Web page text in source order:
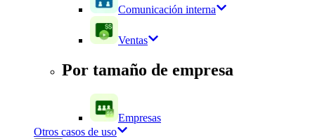
Comunicación interna
Ventas
Por tamaño de empresa
Empresas
Otros casos de uso